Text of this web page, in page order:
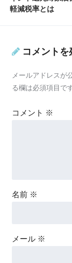
軽減税率とは
コメントを
メールアドレスが
る欄は必須項目で
コメント ※
名前 ※
メール ※